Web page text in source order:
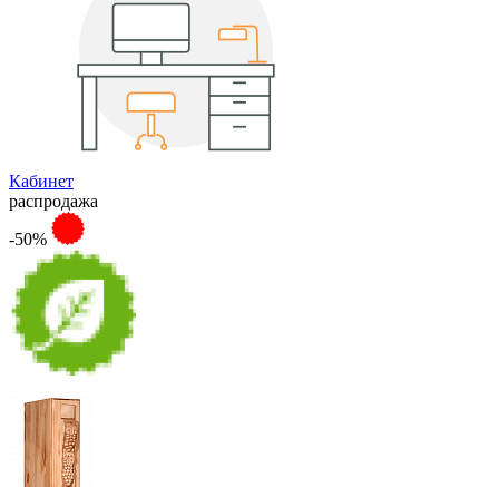
Кабинет
распродажа
-50%